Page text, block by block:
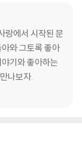
랑에서 시작된 문
와 그토록 좋아
기와 좋아하는
나보자.